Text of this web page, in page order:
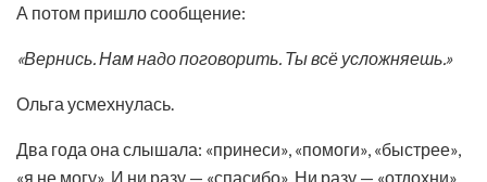
А потом пришло сообщение:
«Вернись. Нам надо поговорить. Ты всё усложняешь.»
Ольга усмехнулась.
Два года она слышала: «принеси», «помоги», «быстрее»,
«я не могу». И ни разу — «спасибо». Ни разу — «отдохни».